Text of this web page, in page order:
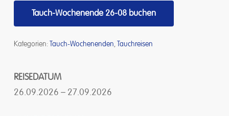
Tauch-Wochenende 26-08 buchen
Kategorien: Tauch-Wochenenden, Tauchreisen
REISEDATUM
26.09.2026 – 27.09.2026